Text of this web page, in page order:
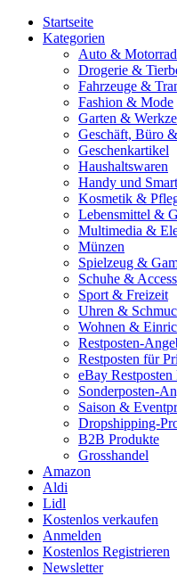
Startseite
Kategorien
Auto & Motorrad
Drogerie &
Fahrzeuge &
Fashion & Mode
Garten &
Geschäft, Büro
Geschenkartikel
Haushaltswaren
Handy und
Kosmetik &
Lebensmittel &
Multimedia &
Münzen
Spielzeug &
Schuhe &
Sport & Freizeit
Uhren &
Wohnen &
Restposten-
Restposten für
eBay Restposten
Sonderposten-
Saison &
Dropshipping-
B2B Produkte
Grosshandel
Amazon
Aldi
Lidl
Kostenlos verkaufen
Anmelden
Kostenlos Registrieren
Newsletter